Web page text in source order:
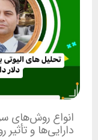
انواع روش‌های
دارایی‌ها و